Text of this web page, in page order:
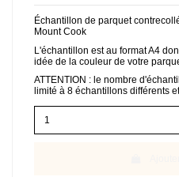
Échantillon de parquet
Mount Cook
L'échantillon est au format A4
idée de la couleur de votre
ATTENTION : le nombre
limité à 8 échantillons différents